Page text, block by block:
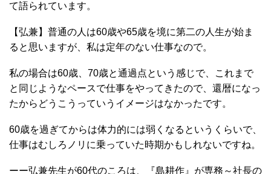
て語られています。
【弘兼】普通の人は60歳や65歳を境に第二の人生が始ま
ると思いますが、私は定年のない仕事なので。
私の場合は60歳、70歳と通過点という感じで、これまで
と同じようなペースで仕事をやってきたので、還暦になっ
たからどうこうっていうイメージはなかったです。
60歳を過ぎてからは体力的には弱くなるというくらいで、
仕事はむしろノリに乗っていた時期かもしれないですね。
ーー弘兼先生が60代のころは、『島耕作』が専務～社長の